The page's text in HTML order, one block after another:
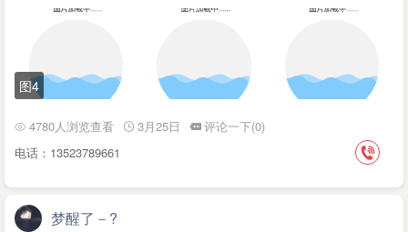
图4
4780人浏览查看 3月25日
评论一下(0)
电话：13523789661
梦醒了－?